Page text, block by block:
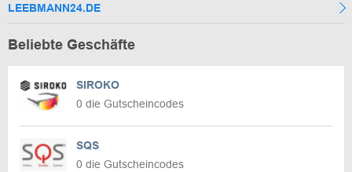
LEEBMANN24.DE
Beliebte Geschäfte
SIROKO
0 die Gutscheincodes
SQS
0 die Gutscheincodes